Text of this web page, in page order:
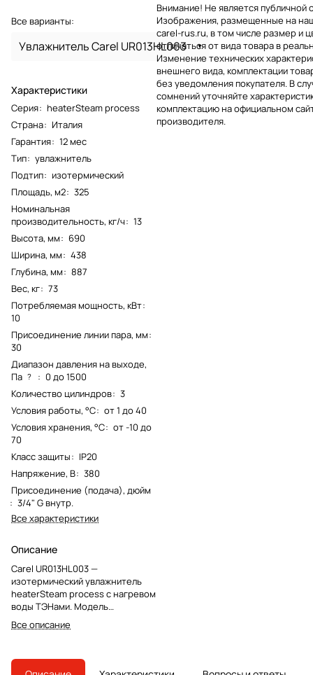
Все варианты:
Увлажнитель Carel UR013HL003
Характеристики
Серия: heaterSteam process
Страна: Италия
Гарантия: 12 мес
Тип: увлажнитель
Подтип: изотермический
Площадь, м2: 325
Номинальная
производительность, кг/ч: 13
Высота, мм: 690
Ширина, мм: 438
Глубина, мм: 887
Вес, кг: 73
Потребляемая мощность, кВт:
10
Присоединение линии пара, мм:
30
Диапазон давления на выходе,
Па ? : 0 до 1500
Количество цилиндров: 3
Условия работы, °С: от 1 до 40
Условия хранения, °С: от -10 до
70
Класс защиты: IP20
Напряжение, В: 380
Присоединение (подача), дюйм
: 3/4" G внутр.
Все характеристики
Описание
Carel UR013HL003 —
изотермический увлажнитель
heaterSteam process с нагревом
воды ТЭНами. Модель
применяют в вентиляционных и
технологических системах
Все описание
Внимание! Не является публичной
Изображения, размещенные на
carel-rus.ru, в том числе размер и
отличаться от вида товара в
Изменение технических
внешнего вида, комплектации
без уведомления покупателя. В
сомнений уточняйте
комплектацию на официальном
производителя.